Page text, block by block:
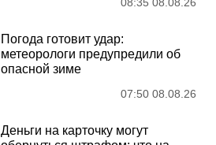
08:35 08.08.26
Погода готовит удар:
метеорологи предупредили об
опасной зиме
07:50 08.08.26
Деньги на карточку могут